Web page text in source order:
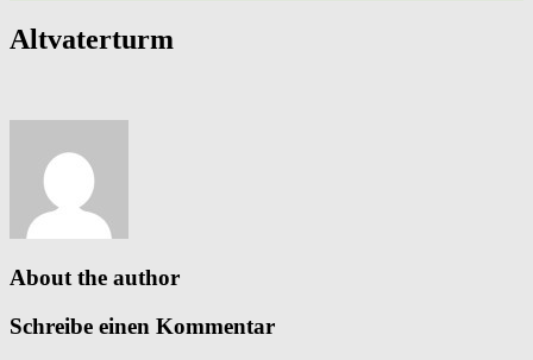
Altvaterturm
About the author
Schreibe einen Kommentar